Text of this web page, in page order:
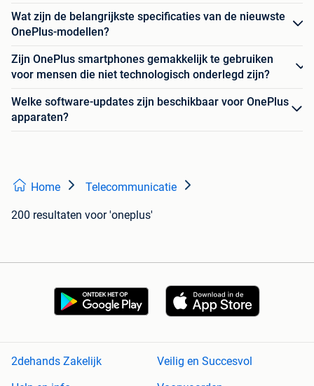
Wat zijn de belangrijkste specificaties van de nieuwste
OnePlus-modellen?
Zijn OnePlus smartphones gemakkelijk te gebruiken
voor mensen die niet technologisch onderlegd zijn?
Welke software-updates zijn beschikbaar voor OnePlus
apparaten?
Home Telecommunicatie
200 resultaten voor 'oneplus'
2dehands Zakelijk
Veilig en Succesvol